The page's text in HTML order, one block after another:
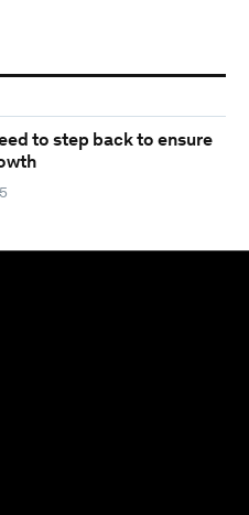
to step back to ensure